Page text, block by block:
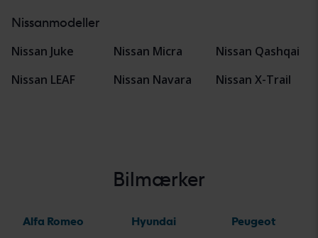
Nissanmodeller
Nissan Juke
Nissan LEAF
Nissan Micra
Nissan Navara
Nissan Qashqai
Nissan X-Trail
Bilmærker
Alfa Romeo
Hyundai
Peugeot